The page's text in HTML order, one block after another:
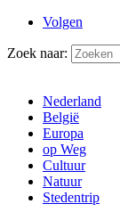
Volgen
Zoek naar:
Nederland
België
Europa
op Weg
Cultuur
Natuur
Stedentrip